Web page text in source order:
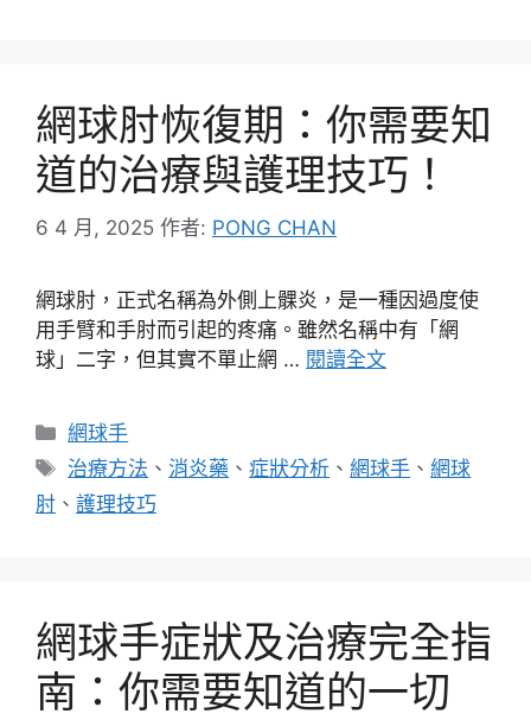
網球肘恢復期：你需要知
道的治療與護理技巧！
6 4 月, 2025 作者: PONG CHAN
網球肘，正式名稱為外側上髁炎，是一種因過度使
用手臂和手肘而引起的疼痛。雖然名稱中有「網
球」二字，但其實不單止網 … 閱讀全文
分
類
網球手
標
籤
治療方法 、消炎藥 、症狀分析 、網球手 、網球
肘 、 護理技巧
網球手症狀及治療完全指
南：你需要知道的一切